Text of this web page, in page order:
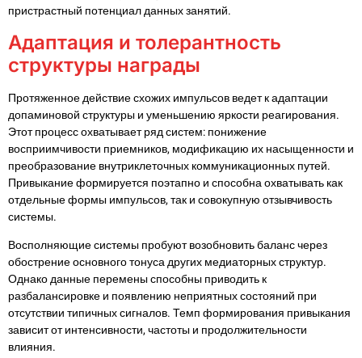
пристрастный потенциал данных занятий.
Адаптация и толерантность
структуры награды
Протяженное действие схожих импульсов ведет к адаптации
допаминовой структуры и уменьшению яркости реагирования.
Этот процесс охватывает ряд систем: понижение
восприимчивости приемников, модификацию их насыщенности и
преобразование внутриклеточных коммуникационных путей.
Привыкание формируется поэтапно и способна охватывать как
отдельные формы импульсов, так и совокупную отзывчивость
системы.
Восполняющие системы пробуют возобновить баланс через
обострение основного тонуса других медиаторных структур.
Однако данные перемены способны приводить к
разбалансировке и появлению неприятных состояний при
отсутствии типичных сигналов. Темп формирования привыкания
зависит от интенсивности, частоты и продолжительности
влияния.